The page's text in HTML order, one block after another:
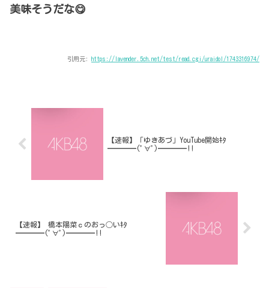
美味そうだな😋
引用元: https://lavender.5ch.net/test/read.cgi/uraidol/1743316974/
【速報】「ゆきあづ」YouTube開始ｷﾀ
━━━━(ﾟ∀ﾟ)━━━━!!
【速報】 橋本陽菜ｃのおっ◯いｷﾀ
━━━━(ﾟ∀ﾟ)━━━━!!